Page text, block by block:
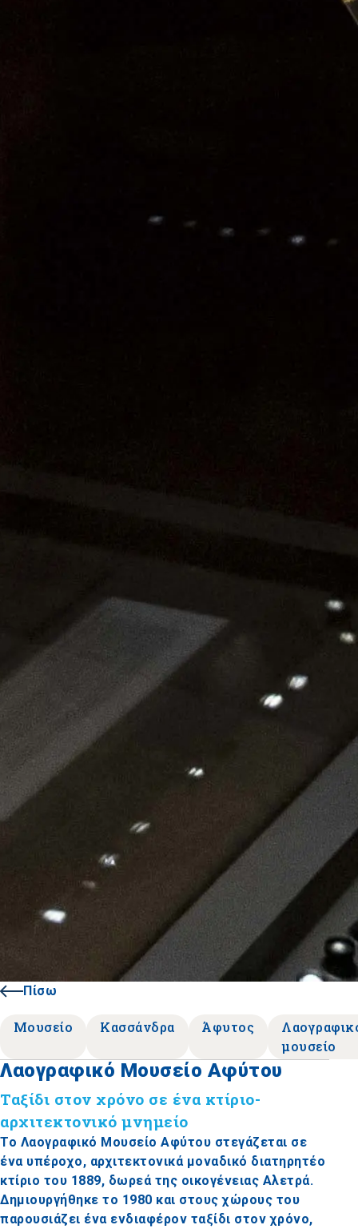
Πίσω
Μουσείο Κασσάνδρα Άφυτος
μουσείο
Λαογραφικό Μουσείο Αφύτου
Ταξίδι στον χρόνο σε ένα κτίριο-
αρχιτεκτονικό μνημείο
Το Λαογραφικό Μουσείο Αφύτου στεγάζεται σε
ένα υπέροχο, αρχιτεκτονικά μοναδικό διατηρητέο
κτίριο του 1889, δωρεά της οικογένειας Αλετρά.
Δημιουργήθηκε το 1980 και στους χώρους του
παρουσιάζει ένα ενδιαφέρον ταξίδι στον χρόνο,